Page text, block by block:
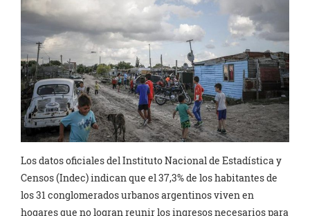
Los datos oficiales del Instituto Nacional de Estadística y
Censos (Indec) indican que el 37,3% de los habitantes de
los 31 conglomerados urbanos argentinos viven en
hogares que no logran reunir los ingresos necesarios para